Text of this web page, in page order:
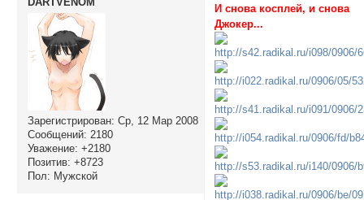
Зарегистрирован: Ср, 12 Мар 2008
Сообщений: 2180
Уважение: +2180
Позитив: +8723
Пол: Мужской
И снова косплей, и снова
Джокер...